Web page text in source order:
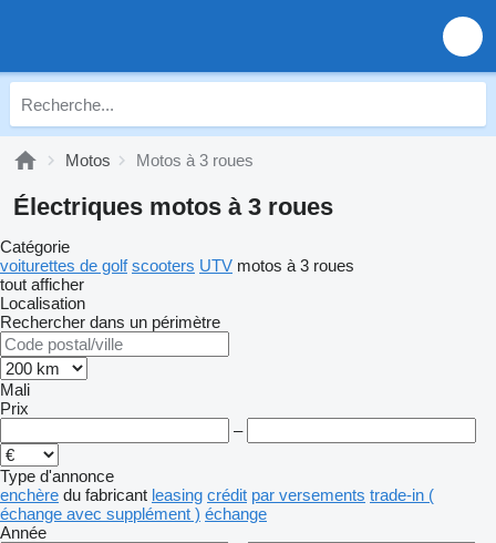
Motos Motos à 3 roues
Électriques motos à 3 roues
Catégorie
voiturettes de golf scooters UTV motos à 3 roues
tout afficher
Localisation
Rechercher dans un périmètre
Mali
Prix
–
Type d'annonce
enchère du fabricant leasing crédit par versements trade-in (
échange avec supplément ) échange
Année